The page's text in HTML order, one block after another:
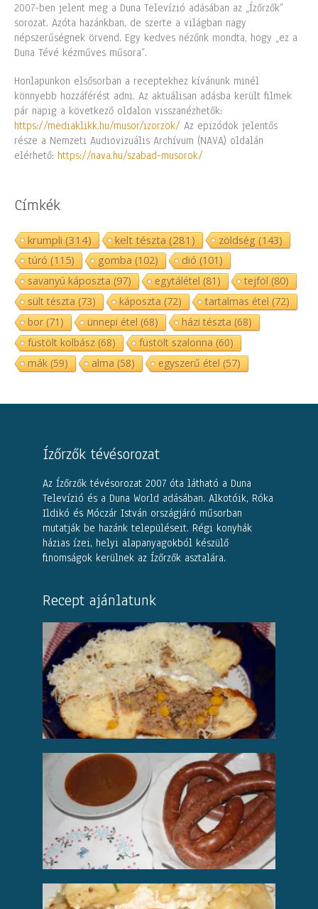
2007-ben jelent meg a Duna Televízió adásában az „Ízőrzők”
sorozat. Azóta hazánkban, de szerte a világban nagy
népszerűségnek örvend. Egy kedves nézőnk mondta, hogy „ez a
Duna Tévé kézműves műsora”.
Honlapunkon elsősorban a receptekhez kívánunk minél
könnyebb hozzáférést adni. Az aktuálisan adásba került filmek
pár napig a következő oldalon visszanézhetők:
https://mediaklikk.hu/musor/izorzok/ Az epizódok jelentős
része a Nemzeti Audiovizuális Archívum (NAVA) oldalán
elérhető: https://nava.hu/szabad-musorok/
Címkék
krumpli(314) kelt tészta(281) zöldség(143)
túró (115) gomba (102) dió (101)
savanyú káposzta (97) egytálétel (81) tejföl (80)
sült tészta (73) káposzta (72) tartalmas étel (72)
bor(71) ünnepi étel (68) házi tészta (68)
füstölt kolbász(68) füstölt szalonna (60)
mák(59) alma (58) egyszerű étel (57)
Ízőrzők tévésorozat
Az Ízőrzők tévésorozat 2007 óta látható a Duna
Televízió és a Duna World adásában. Alkotóik, Róka
Ildikó és Móczár István országjáró műsorban
mutatják be hazánk településeit. Régi konyhák
házias ízei, helyi alapanyagokból készülő
finomságok kerülnek az Ízőrzők asztalára.
Recept ajánlatunk